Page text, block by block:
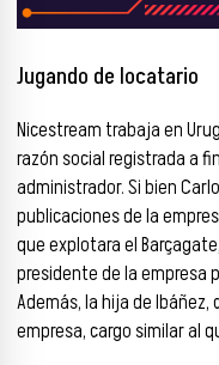
Jugando de locatario
Nicestream trabaja en
razón social registrada a
administrador. Si bien
publicaciones de la
que explotara el
presidente de la empresa
Además, la hija de
empresa, cargo similar al